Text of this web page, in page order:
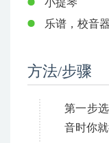
乐谱，校音
方法/步骤
第一步
音时你就